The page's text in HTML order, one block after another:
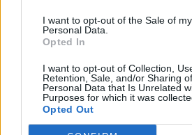
I want to opt-out of the Sale of my
Personal Data.
Opted In
I want to opt-out of Collection,
Retention, Sale, and/or Sharing
Personal Data that Is Unrelated
Purposes for which it was
Opted Out